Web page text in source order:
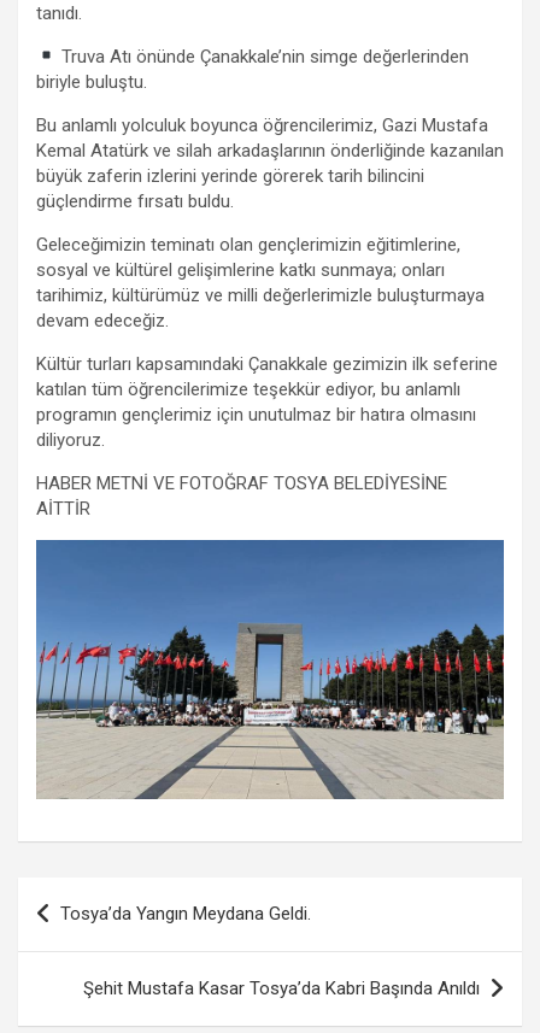
tanıdı.
Truva Atı önünde Çanakkale’nin simge değerlerinden
biriyle buluştu.
Bu anlamlı yolculuk boyunca öğrencilerimiz, Gazi Mustafa
Kemal Atatürk ve silah arkadaşlarının önderliğinde kazanılan
büyük zaferin izlerini yerinde görerek tarih bilincini
güçlendirme fırsatı buldu.
Geleceğimizin teminatı olan gençlerimizin eğitimlerine,
sosyal ve kültürel gelişimlerine katkı sunmaya; onları
tarihimiz, kültürümüz ve milli değerlerimizle buluşturmaya
devam edeceğiz.
Kültür turları kapsamındaki Çanakkale gezimizin ilk seferine
katılan tüm öğrencilerimize teşekkür ediyor, bu anlamlı
programın gençlerimiz için unutulmaz bir hatıra olmasını
diliyoruz.
HABER METNİ VE FOTOĞRAF TOSYA BELEDİYESİNE
AİTTİR
Yazı
gezinmesi
Tosya’da Yangın Meydana Geldi.
Şehit Mustafa Kasar Tosya’da Kabri Başında Anıldı